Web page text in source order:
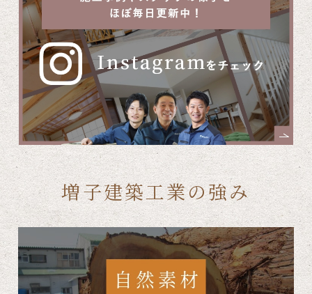
増子建築工業の強み